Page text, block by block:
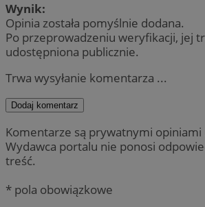
Wynik:
Opinia została pomyślnie dodana.
Po przeprowadzeniu weryfikacji, jej
udostępniona publicznie.
Trwa wysyłanie komentarza ...
Dodaj komentarz
Komentarze są prywatnymi
Wydawca portalu nie ponosi
treść.
* pola obowiązkowe